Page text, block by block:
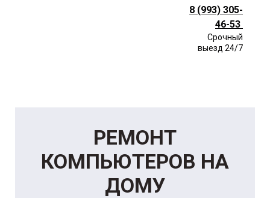
8 (993) 305-
46-53
Срочный
выезд 24/7
РЕМОНТ
КОМПЬЮТЕРОВ НА
ДОМУ